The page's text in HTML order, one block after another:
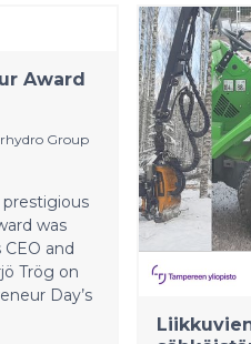
Median
Shreenath
highway,
Charging
significant
India’s e-
initiative is
establish
sites
expanding
charging
Award
Group
was
and
Trög on
Day’s